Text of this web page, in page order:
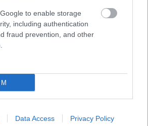
to enable storage
including authentication
fraud prevention, and other
Data Access Privacy Policy
έντονα συμπτώματα